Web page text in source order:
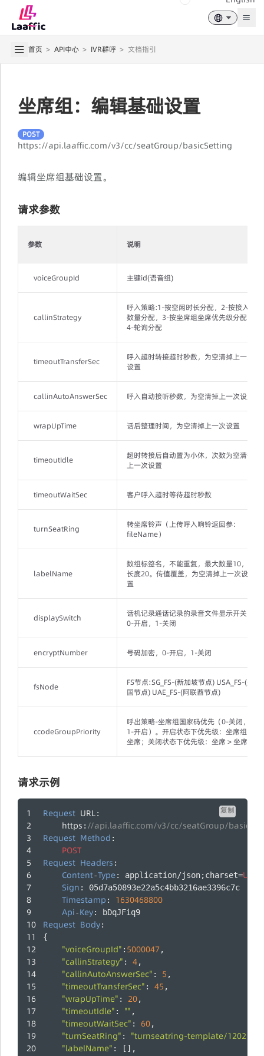
首页 > API中心 > IVR群呼 > 文档指引
坐席组：编辑基础设置
POST
https://api.laaffic.com/v3/cc/seatGroup/basicSetting
编辑坐席组基础设置。
请求参数
参数 说明
voiceGroupId 主键id(语音组)
callinStrategy
呼入策略:1-按空闲时长分配，2-按接入
数量分配，3-按坐席组坐席优先级分配，
4-轮询分配
timeoutTransferSec
呼入超时转接超时秒数，为空清掉上一次
设置
callinAutoAnswerSec 呼入自动接听秒数，为空清掉上一次设置
wrapUpTime 话后整理时间，为空清掉上一次设置
timeoutIdle
超时转接后自动置为小休，次数为空清掉
上一次设置
timeoutWaitSec 客户呼入超时等待超时秒数
turnSeatRing
转坐席铃声（上传呼入响铃返回参：
fileName）
labelName
数组标签名，不能重复，最大数量10，
长度20。传值覆盖，为空清掉上一次设
置
displaySwitch
话机记录通话记录的录音文件显示开关，
0-开启，1-关闭
encryptNumber 号码加密，0-开启，1-关闭
fsNode
FS节点:SG_FS-(新加坡节点) USA_FS-(美
国节点) UAE_FS-(阿联酋节点)
ccodeGroupPriority
呼出策略-坐席组国家码优先（0-关闭，
1-开启）。开启状态下优先级：坐席组 >
坐席；关闭状态下优先级：坐席 > 坐席组
请求示例
复制
Request URL:
https : //api.laaffic.com/v3/cc/seatGroup/
Request Method :
POST
Request Headers :
Content-Type: application/json;charset=UTF
Sign : 05d7a50893e22a5c4bb3216ae3396c7c
Timestamp : 1630468800
Api-Key: bDqJFiq9
Request Body:
{
"voiceGroupId" : 5000047 ,
"callinStrategy" : 4,
"callinAutoAnswerSec" : 5 ,
"timeoutTransferSec" : 45 ,
"wrapUpTime" : 20,
"timeoutIdle" : "" ,
"timeoutWaitSec" : 60,
"turnSeatRing" : "turnseatring-template/
"labelName" : [],